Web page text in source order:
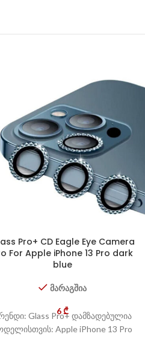
Pro+ CD Eagle Eye Camera
For Apple iPhone 13 Pro dark
blue
მარაგშია
6₾
Glass Pro+ დამზადებულია
Apple iPhone 13 Pro